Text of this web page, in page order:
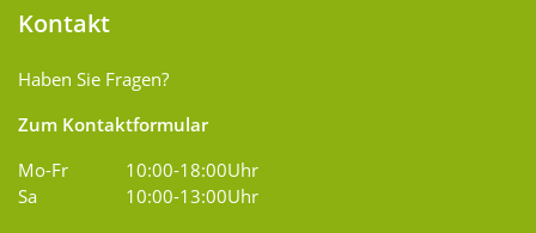
Kontakt
Haben Sie Fragen?
Zum Kontaktformular
Mo-Fr
10:00-18:00Uhr
Sa
10:00-13:00Uhr